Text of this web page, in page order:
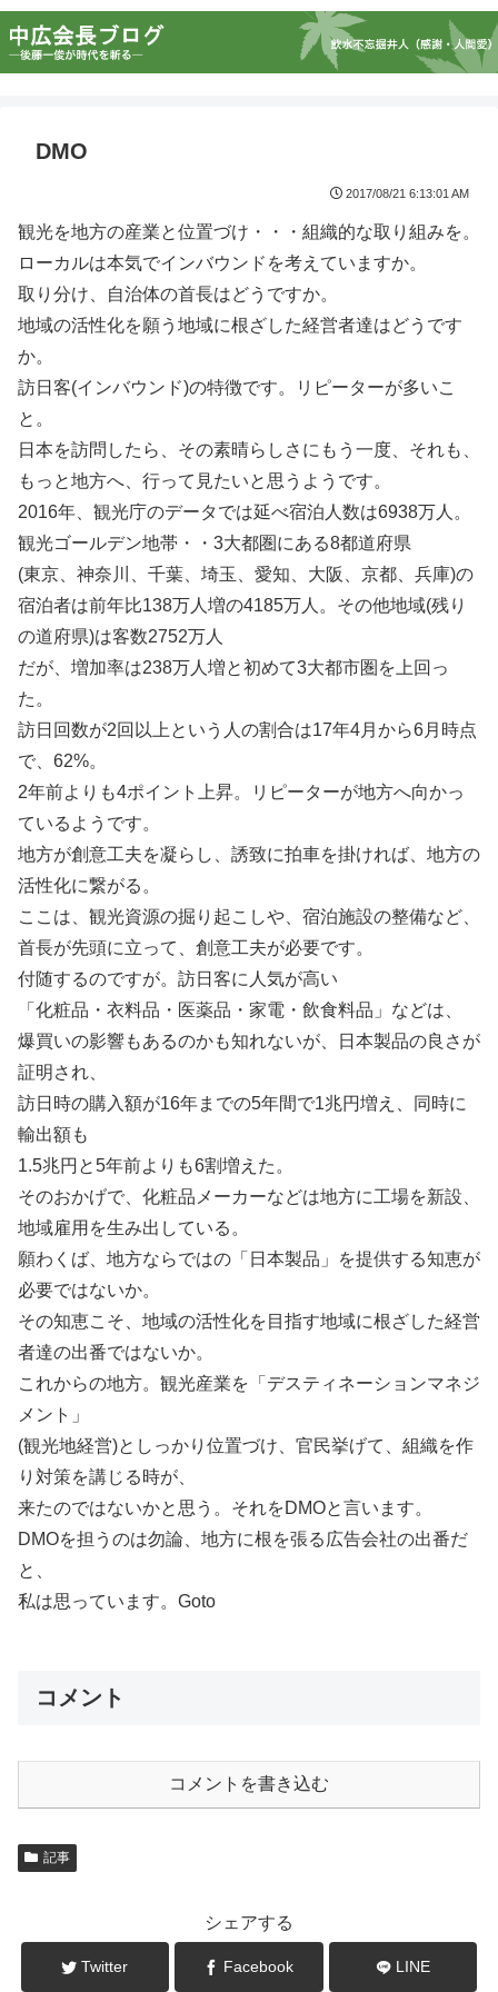
DMO
2017/08/21 6:13:01 AM
観光を地方の産業と位置づけ・・・組織的な取り組みを。
ローカルは本気でインバウンドを考えていますか。
取り分け、自治体の首長はどうですか。
地域の活性化を願う地域に根ざした経営者達はどうです
か。
訪日客(インバウンド)の特徴です。リピーターが多いこ
と。
日本を訪問したら、その素晴らしさにもう一度、それも、
もっと地方へ、行って見たいと思うようです。
2016年、観光庁のデータでは延べ宿泊人数は6938万人。
観光ゴールデン地帯・・3大都圏にある8都道府県
(東京、神奈川、千葉、埼玉、愛知、大阪、京都、兵庫)の
宿泊者は前年比138万人増の4185万人。その他地域(残り
の道府県)は客数2752万人
だが、増加率は238万人増と初めて3大都市圏を上回っ
た。
訪日回数が2回以上という人の割合は17年4月から6月時点
で、62%。
2年前よりも4ポイント上昇。リピーターが地方へ向かっ
ているようです。
地方が創意工夫を凝らし、誘致に拍車を掛ければ、地方の
活性化に繋がる。
ここは、観光資源の掘り起こしや、宿泊施設の整備など、
首長が先頭に立って、創意工夫が必要です。
付随するのですが。訪日客に人気が高い
「化粧品・衣料品・医薬品・家電・飲食料品」などは、
爆買いの影響もあるのかも知れないが、日本製品の良さが
証明され、
訪日時の購入額が16年までの5年間で1兆円増え、同時に
輸出額も
1.5兆円と5年前よりも6割増えた。
そのおかげで、化粧品メーカーなどは地方に工場を新設、
地域雇用を生み出している。
願わくば、地方ならではの「日本製品」を提供する知恵が
必要ではないか。
その知恵こそ、地域の活性化を目指す地域に根ざした経営
者達の出番ではないか。
これからの地方。観光産業を「デスティネーションマネジ
メント」
(観光地経営)としっかり位置づけ、官民挙げて、組織を作
り対策を講じる時が、
来たのではないかと思う。それをDMOと言います。
DMOを担うのは勿論、地方に根を張る広告会社の出番だ
と、
私は思っています。Goto
コメント
コメントを書き込む
記事
シェアする
Twitter Facebook LINE